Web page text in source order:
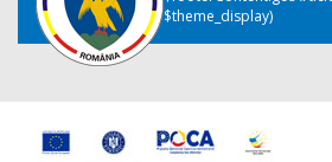
$theme_display)